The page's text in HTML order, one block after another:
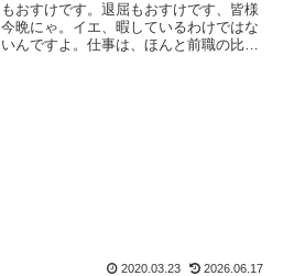
もおすけです。退屈もおすけです、皆様
今晩にゃ。イエ、暇しているわけではな
いんですよ。仕事は、ほんと前職の比じ
2020.03.23 2026.06.17